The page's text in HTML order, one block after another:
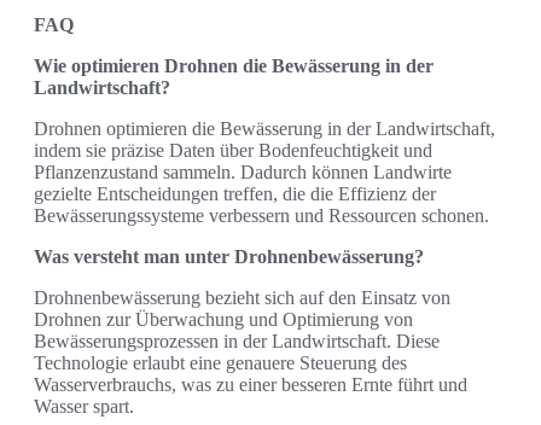
FAQ
Wie optimieren Drohnen die Bewässerung in der
Landwirtschaft?
Drohnen optimieren die Bewässerung in der Landwirtschaft,
indem sie präzise Daten über Bodenfeuchtigkeit und
Pflanzenzustand sammeln. Dadurch können Landwirte
gezielte Entscheidungen treffen, die die Effizienz der
Bewässerungssysteme verbessern und Ressourcen schonen.
Was versteht man unter Drohnenbewässerung?
Drohnenbewässerung bezieht sich auf den Einsatz von
Drohnen zur Überwachung und Optimierung von
Bewässerungsprozessen in der Landwirtschaft. Diese
Technologie erlaubt eine genauere Steuerung des
Wasserverbrauchs, was zu einer besseren Ernte führt und
Wasser spart.